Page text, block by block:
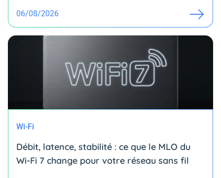
06/08/2026
Wi-Fi
Débit, latence, stabilité : ce que le MLO du
Wi-Fi 7 change pour votre réseau sans fil